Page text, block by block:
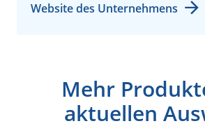
Website des Unternehmens
Mehr
aktuellen